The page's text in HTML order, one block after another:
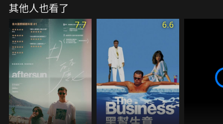
伊驟逝，留下艾莉絲獨自面對悲傷。傷心欲絕的艾莉
絲總是覺得生活中處處殘留著傑伊的影子，彷彿從沒
離開過，每一道微光、每一個聲響都像是證明著傑伊
仍在她的身邊，她該如何與另一個世界的愛人好好道
別？
其他人也看了
7.7 6.6